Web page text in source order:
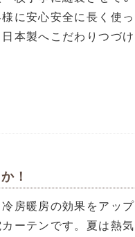
に安心安全に長く使っ
本製へこだわりつづけ
！
房暖房の効果をアップ
ーテンです。夏は熱気